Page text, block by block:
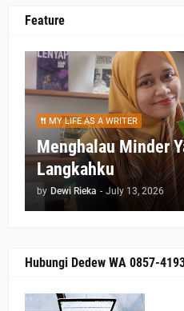
Feature
MY LIFE AS A WRITER
Menghalau Minder
Langkahku
by Dewi Rieka - July 13, 2026
Hubungi Dedew WA 0857-